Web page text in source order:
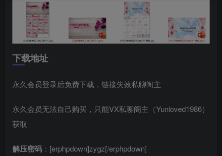
下载地址
永久会员登录后免费下载，链接失效私聊阁主
永久会员无法自己购买，只能VX私聊阁主（Yunloved1986）
获取
解压密码 ：[erphpdown]zygz[/erphpdown]